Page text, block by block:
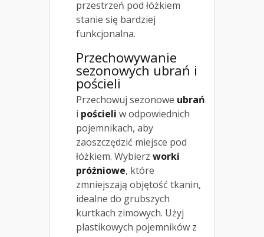
przestrzeń pod łóżkiem
stanie się bardziej
funkcjonalna.
Przechowywanie
sezonowych ubrań i
pościeli
Przechowuj sezonowe ubrań
i pościeli w odpowiednich
pojemnikach, aby
zaoszczędzić miejsce pod
łóżkiem. Wybierz worki
próżniowe, które
zmniejszają objętość tkanin,
idealne do grubszych
kurtkach zimowych. Użyj
plastikowych pojemników z